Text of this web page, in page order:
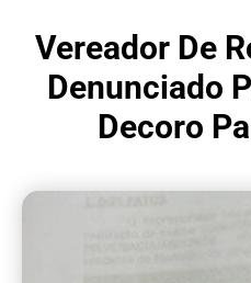
Vereador De
Denunciado
Decoro